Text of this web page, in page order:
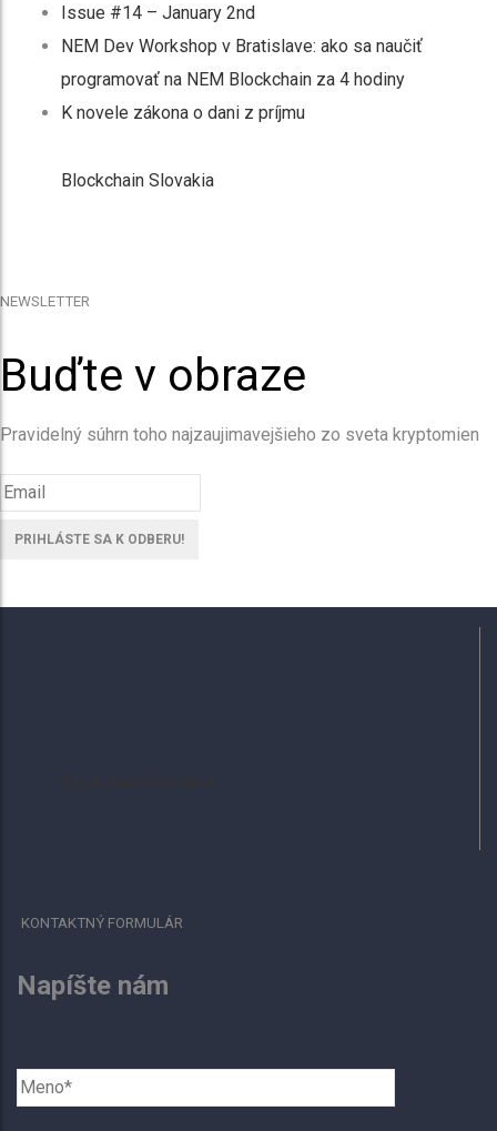
Issue #14 – January 2nd
NEM Dev Workshop v Bratislave: ako sa naučiť
programovať na NEM Blockchain za 4 hodiny
K novele zákona o dani z príjmu
Blockchain Slovakia
NEWSLETTER
Buďte v obraze
Pravidelný súhrn toho najzaujimavejšieho zo sveta kryptomien
KONTAKTNÝ FORMULÁR
Napíšte nám